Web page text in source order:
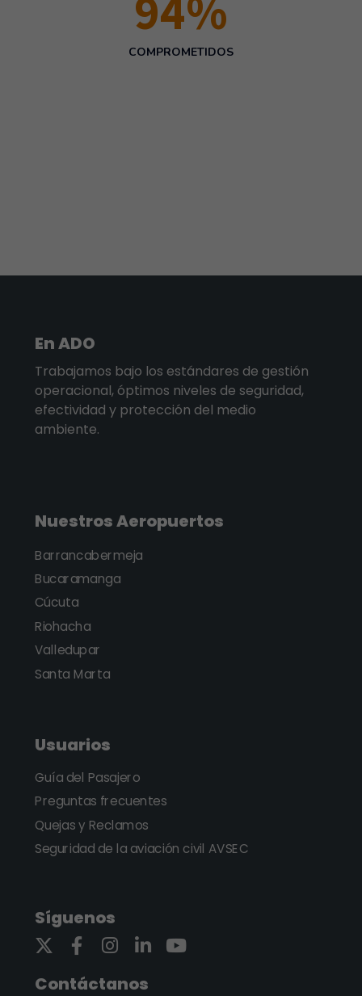
COMPROMETIDOS
En ADO
Trabajamos bajo los estándares de gestión
operacional, óptimos niveles de seguridad,
efectividad y protección del medio
ambiente.
Nuestros Aeropuertos
Barrancabermeja
Bucaramanga
Cúcuta
Riohacha
Valledupar
Santa Marta
Usuarios
Guía del Pasajero
Preguntas frecuentes
Quejas y Reclamos
Seguridad de la aviación civil AVSEC
Síguenos
Contáctanos